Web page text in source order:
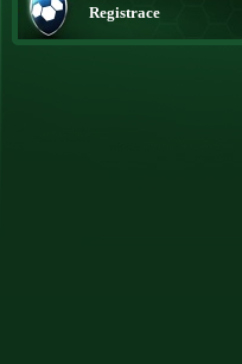
Registrace